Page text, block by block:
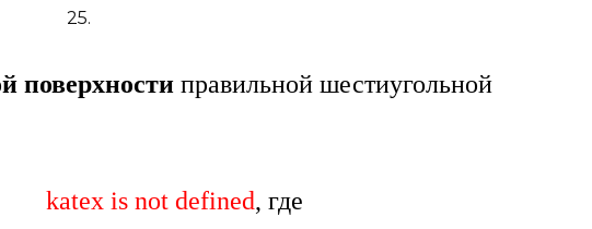
поверхности правильной шестиугольной
katex is not defined, где